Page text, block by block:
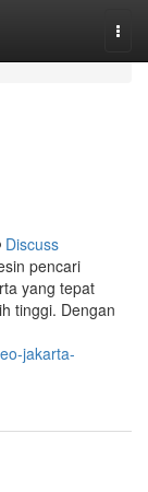
Discuss
pencari
yang tepat
tinggi. Dengan
jakarta-